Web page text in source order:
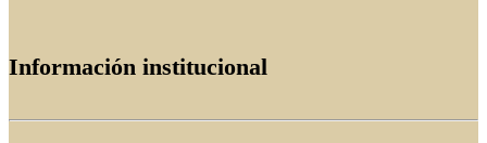
Información institucional